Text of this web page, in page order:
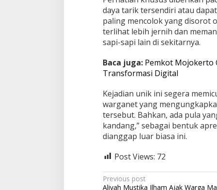
i
k
daya tarik tersendiri atau
paling mencolok yang disorot
terlihat lebih jernih dan
sapi-sapi lain di sekitarnya.
Baca juga: Pemkot Mojokerto
Transformasi Digital
Kejadian unik ini segera
warganet yang
tersebut. Bahkan, ada pula
kandang,” sebagai bentuk
dianggap luar biasa ini.
Post Views: 72
P
Previous post
Aliyah Mustika Ilham Ajak Warga